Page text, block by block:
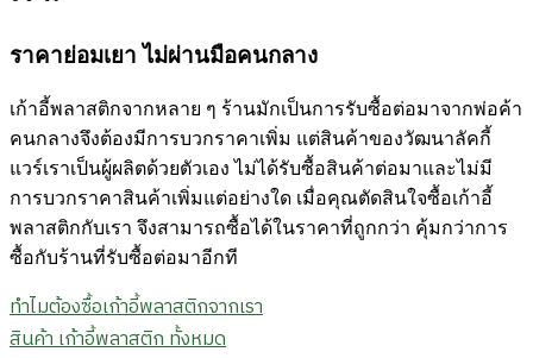
ราคาย่อมเยา ไม่ผ่านมือคนกลาง
เก้าอี้พลาสติกจากหลาย ๆ ร้านมักเป็นการรับซื้อต่อมาจากพ่อค้า
คนกลางจึงต้องมีการบวกราคาเพิ่ม แต่สินค้าของวัฒนาลัคกี้
แวร์เราเป็นผู้ผลิตด้วยตัวเอง ไม่ได้รับซื้อสินค้าต่อมาและไม่มี
การบวกราคาสินค้าเพิ่มแต่อย่างใด เมื่อคุณตัดสินใจซื้อเก้าอี้
พลาสติกกับเรา จึงสามารถซื้อได้ในราคาที่ถูกกว่า คุ้มกว่าการ
ซื้อกับร้านที่รับซื้อต่อมาอีกที
ทำไมต้องซื้อเก้าอี้พลาสติกจากเรา
สินค้า เก้าอี้พลาสติก ทั้งหมด